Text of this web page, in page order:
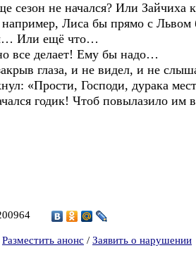
не начался? Или Зайчиха
Лиса бы прямо с
Или ещё что…
делает! Ему бы надо…
глаза, и не видел, и не
«Прости, Господи, дурака
годик! Чтоб повылазило
Разместить анонс / Заявить о нарушении